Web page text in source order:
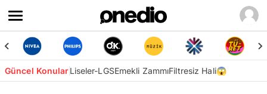
Güncel KonularLiseler-LGSEmekli ZammıFiltresiz Hali😱